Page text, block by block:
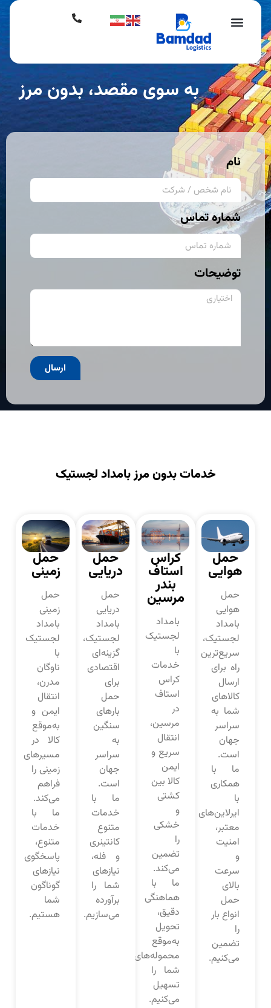
نام
شماره تماس
توضیحات
ارسال
به سوی مقصد، بدون مرز
خدمات بدون مرز بامداد لجستیک
حمل
هوایی
حمل
هوایی
بامداد
لجستیک،
سریع‌ترین
راه برای
ارسال
کالاهای
شما به
سراسر
جهان
است.
ما با
همکاری
با
ایرلاین‌های
معتبر،
امنیت
و
سرعت
بالای
حمل
انواع بار
را
تضمین
می‌کنیم.
کراس
استاف
بندر
مرسین
بامداد
لجستیک
با
خدمات
کراس
استاف
در
مرسین،
انتقال
سریع و
ایمن
کالا بین
کشتی
و
خشکی
را
تضمین
می‌کند.
ما با
هماهنگی
دقیق،
تحویل
به‌موقع
محموله‌های
شما را
تسهیل
می‌کنیم.
حمل
دریایی
حمل
دریایی
بامداد
لجستیک،
گزینه‌ای
اقتصادی
برای
حمل
بارهای
سنگین
به
سراسر
جهان
است.
ما با
خدمات
متنوع
کانتینری
و فله،
نیازهای
شما را
برآورده
می‌سازیم.
حمل
زمینی
حمل
زمینی
بامداد
لجستیک
با
ناوگان
مدرن،
انتقال
ایمن و
به‌موقع
کالا در
مسیرهای
زمینی را
فراهم
می‌کند.
ما با
خدمات
متنوع،
پاسخگوی
نیازهای
گوناگون
شما
هستیم.